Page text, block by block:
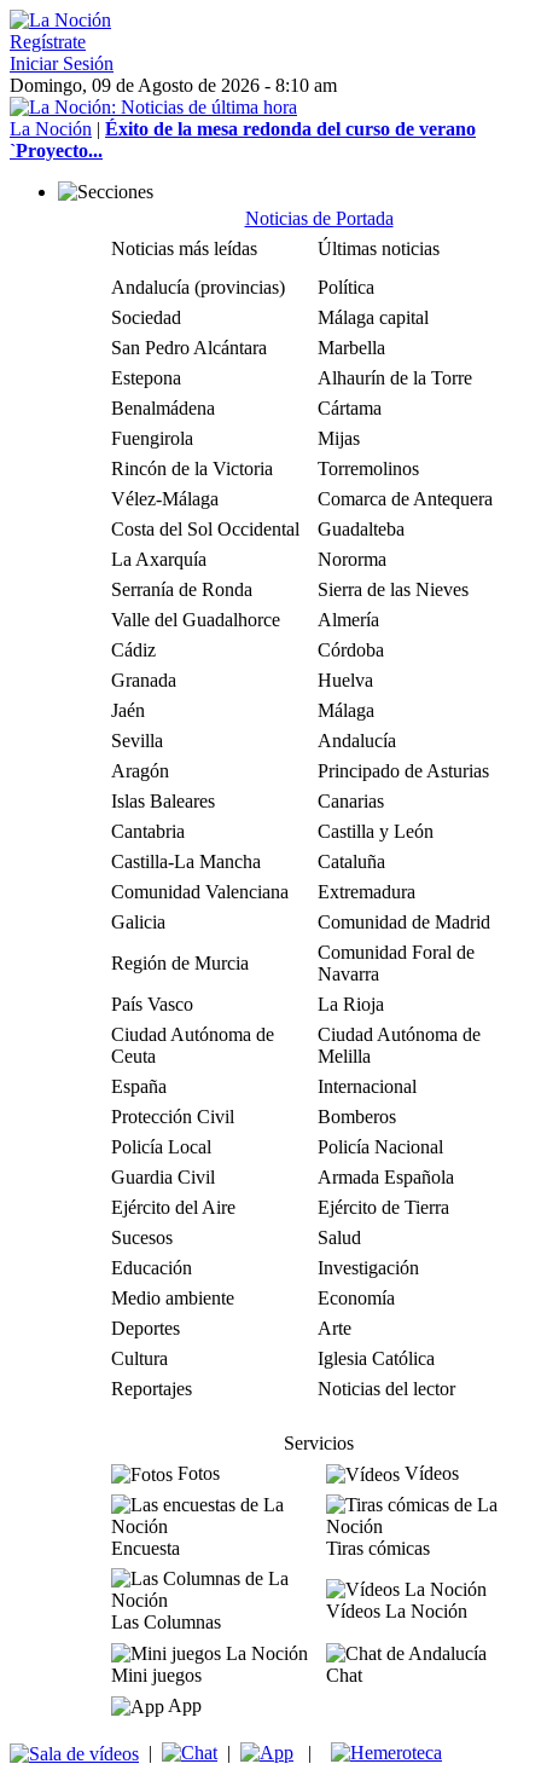
Regístrate
Iniciar Sesión
Domingo, 09 de Agosto de 2026 - 8:10 am
La Noción | Éxito de la mesa redonda del curso de verano
`Proyecto...
Noticias de Portada
Noticias más leídas
Últimas noticias
Andalucía (provincias)
Política
Sociedad
Málaga capital
San Pedro Alcántara
Marbella
Estepona
Alhaurín de la Torre
Benalmádena
Cártama
Fuengirola
Mijas
Rincón de la Victoria
Torremolinos
Vélez-Málaga
Comarca de Antequera
Costa del Sol Occidental
Guadalteba
La Axarquía
Nororma
Serranía de Ronda
Sierra de las Nieves
Valle del Guadalhorce
Almería
Cádiz
Córdoba
Granada
Huelva
Jaén
Málaga
Sevilla
Andalucía
Aragón
Principado de Asturias
Islas Baleares
Canarias
Cantabria
Castilla y León
Castilla-La Mancha
Cataluña
Comunidad Valenciana
Extremadura
Galicia
Comunidad de Madrid
Región de Murcia
Comunidad Foral de
Navarra
País Vasco
La Rioja
Ciudad Autónoma de
Ceuta
Ciudad Autónoma de
Melilla
España
Internacional
Protección Civil
Bomberos
Policía Local
Policía Nacional
Guardia Civil
Armada Española
Ejército del Aire
Ejército de Tierra
Sucesos
Salud
Educación
Investigación
Medio ambiente
Economía
Deportes
Arte
Cultura
Iglesia Católica
Reportajes
Noticias del lector
Servicios
Fotos
Vídeos
Encuesta Tiras cómicas
Las Columnas
Vídeos La Noción
Mini juegos
Chat
App
| | |